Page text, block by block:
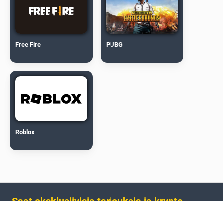
Free Fire PUBG
Roblox